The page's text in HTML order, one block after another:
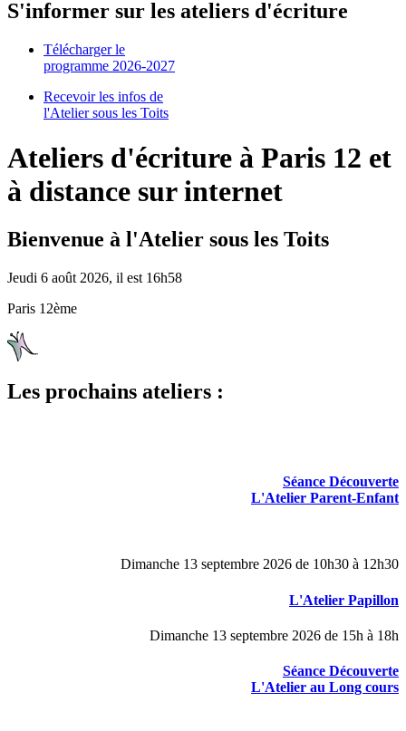
S'informer sur les ateliers d'écriture
Télécharger le
programme 2026-2027
Recevoir les infos de
l'Atelier sous les Toits
Ateliers d'écriture à Paris 12 et
à distance sur internet
Bienvenue à l'Atelier sous les Toits
Jeudi 6 août 2026, il est 16h58
Paris 12ème
Les prochains ateliers :
Séance Découverte
L'Atelier Parent-Enfant
Dimanche 13 septembre 2026 de 10h30 à 12h30
L'Atelier Papillon
Dimanche 13 septembre 2026 de 15h à 18h
Séance Découverte
L'Atelier au Long cours